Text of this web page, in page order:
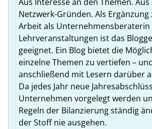
Aus Interesse an den Themen. Aus
Netzwerk-Gründen. Als
Arbeit als
Lehrveranstaltungen ist das
geeignet. Ein Blog bietet die
einzelne Themen zu vertiefen –
anschließend mit Lesern darüber
Da jedes Jahr neue
Unternehmen vorgelegt werden
Regeln der Bilanzierung ständig
der Stoff nie ausgehen.